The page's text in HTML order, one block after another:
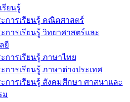
รียนรู้
การเรียนรู้ คณิตศาสตร์
การเรียนรู้ วิทยาศาสตร์และ
ยี
การเรียนรู้ ภาษาไทย
การเรียนรู้ ภาษาต่างประเทศ
การเรียนรู้ สังคมศึกษา ศาสนาและ
ม